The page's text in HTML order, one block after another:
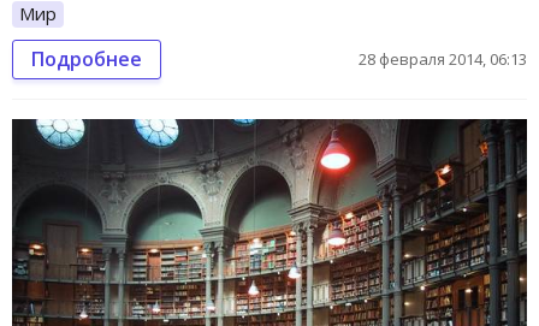
Мир
Подробнее 28 февраля 2014, 06:13